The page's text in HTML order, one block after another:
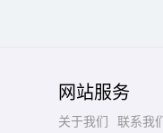
网站服务
关于我们 联系我们